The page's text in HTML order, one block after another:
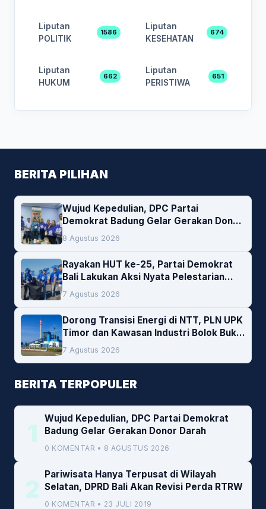
Liputan
POLITIK
1586
Liputan
KESEHATAN
674
Liputan
HUKUM
662
Liputan
PERISTIWA
651
BERITA PILIHAN
Wujud Kepedulian, DPC Partai
Demokrat Badung Gelar Gerakan Donor
Darah
8 Agustus 2026
Rayakan HUT ke-25, Partai Demokrat
Bali Lakukan Aksi Nyata Pelestarian
Lingkungan
7 Agustus 2026
Dorong Transisi Energi di NTT, PLN UPK
Timor dan Kawasan Industri Bolok Buka
Peluang Investasi Woodchip untuk
Cofiring PLTU Bolok
7 Agustus 2026
BERITA TERPOPULER
1
Wujud Kepedulian, DPC Partai Demokrat
Badung Gelar Gerakan Donor Darah
0 KOMENTAR • 8 AGUSTUS 2026
2
Pariwisata Hanya Terpusat di Wilayah
Selatan, DPRD Bali Akan Revisi Perda RTRW
0 KOMENTAR • 23 JULI 2019